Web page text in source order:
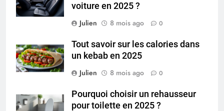
voiture en 2025 ?
Julien
8 mois ago 0
Tout savoir sur les calories dans
un kebab en 2025
Julien
8 mois ago 0
Pourquoi choisir un rehausseur
pour toilette en 2025 ?